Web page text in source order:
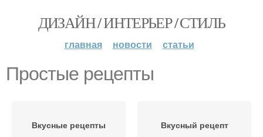
ДИЗАЙН / ИНТЕРЬЕР / СТИЛЬ
главная новости статьи
Простые рецепты
Вкусные рецепты Вкусный рецепт